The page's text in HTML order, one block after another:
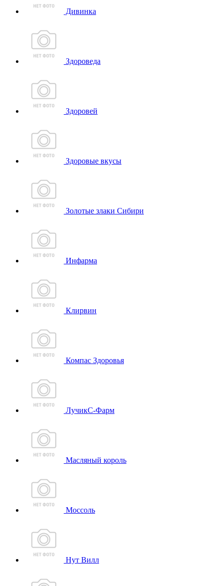
Дивинка
Здороведа
Здоровей
Здоровые вкусы
Золотые злаки Сибири
Инфарма
Клирвин
Компас Здоровья
ЛучикС-Фарм
Масляный король
Моссоль
Нут Вилл